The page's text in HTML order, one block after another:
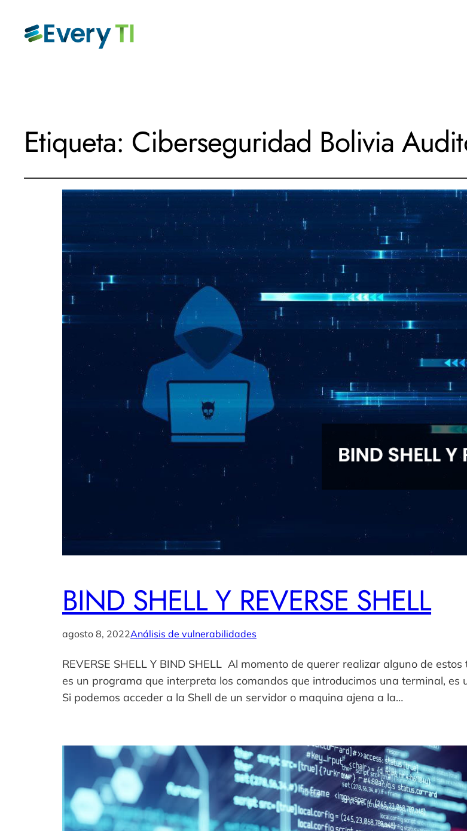
Etiqueta: Ciberseguridad Bolivia
BIND SHELL Y REVERSE SHELL
agosto 8, 2022Análisis de vulnerabilidades
REVERSE SHELL Y BIND SHELL Al momento de querer realizar alguno de
es un programa que interpreta los comandos que introducimos una terminal,
Si podemos acceder a la Shell de un servidor o maquina ajena a la…